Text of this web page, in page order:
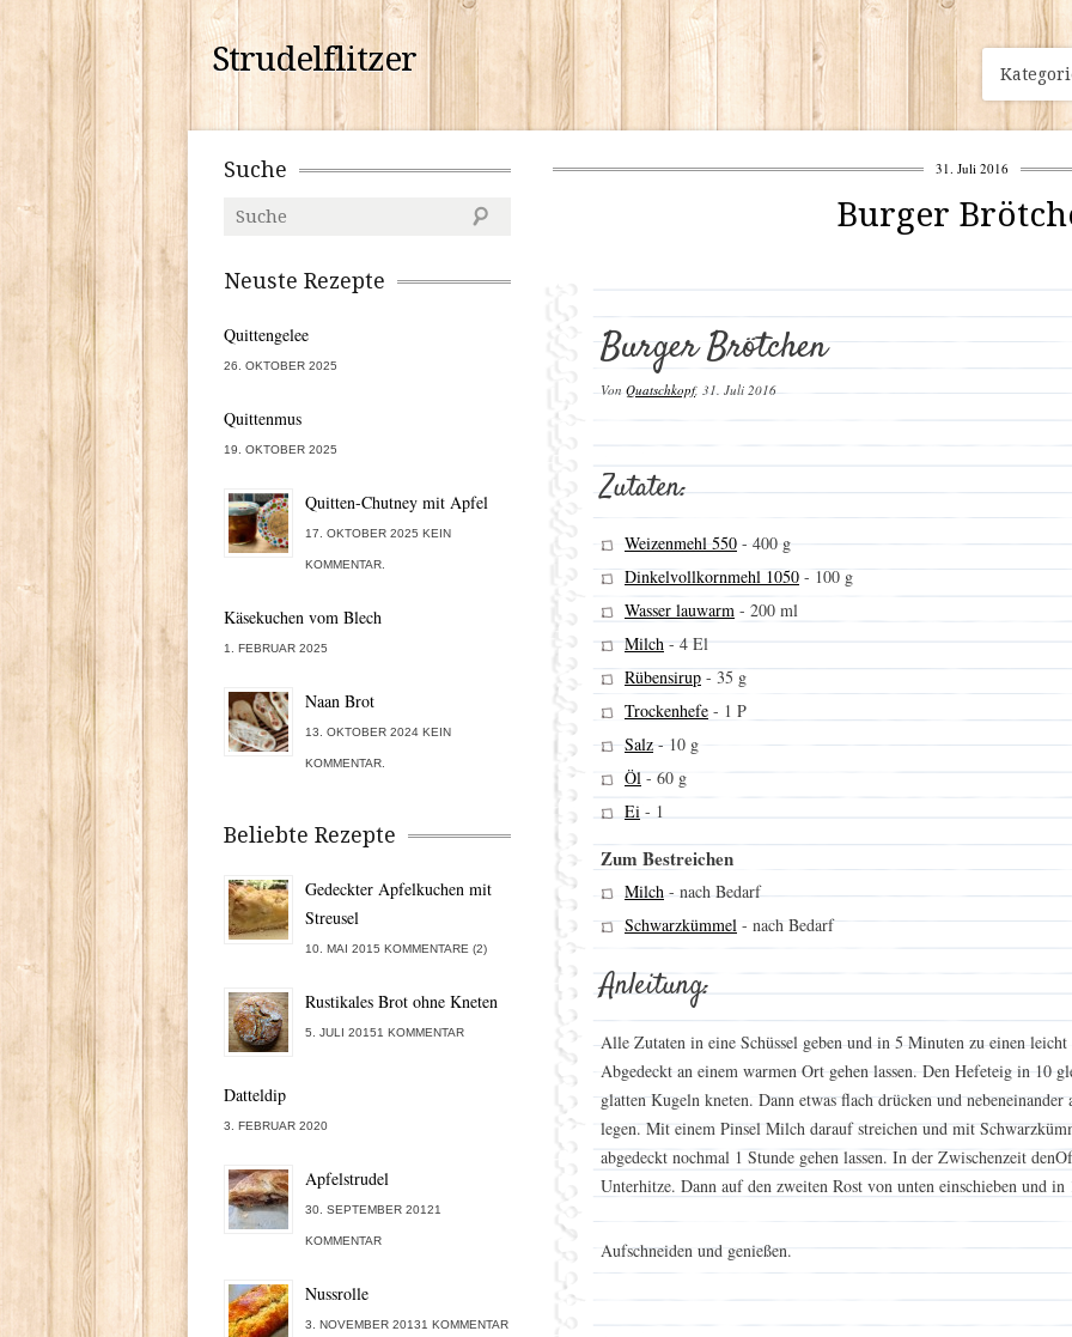
Strudelflitzer
31. Juli 2016
Burger
Burger Brötchen
Von Quatschkopf, 31. Juli 2016
Zutaten:
Weizenmehl 550 - 400 g
Dinkelvollkornmehl 1050 - 100 g
Wasser lauwarm - 200 ml
Milch - 4 El
Rübensirup-35 g
Trockenhefe - 1 P
Salz-10 g
Öl - 60 g
Ei - 1
Zum Bestreichen
Milch- nach Bedarf
Schwarzkümmel - nach Bedarf
Anleitung:
Alle Zutaten in eine Schüssel geben und in 5 Minuten zu einen
Abgedeckt an einem warmen Ort gehen lassen. Den Hefeteig in 10
glatten Kugeln kneten. Dann etwas flach drücken und
legen. Mit einem Pinsel Milch darauf streichen und mit
abgedeckt nochmal 1 Stunde gehen lassen. In der Zwischenzeit
Unterhitze. Dann auf den zweiten Rost von unten einschieben und
Aufschneiden und genießen.
Suche
Neuste Rezepte
Quittengelee
26. OKTOBER 2025
Quittenmus
19. OKTOBER 2025
Quitten-Chutney mit Apfel
17. OKTOBER 2025 KEIN
KOMMENTAR.
Käsekuchen vom Blech
1. FEBRUAR 2025
Naan Brot
13. OKTOBER 2024 KEIN
KOMMENTAR.
Beliebte Rezepte
Gedeckter Apfelkuchen mit
Streusel
10. MAI 2015 KOMMENTARE (2)
Rustikales Brot ohne Kneten
5. JULI 20151 KOMMENTAR
Datteldip
3. FEBRUAR 2020
Apfelstrudel
30. SEPTEMBER 20121
KOMMENTAR
Nussrolle
3. NOVEMBER 20131 KOMMENTAR